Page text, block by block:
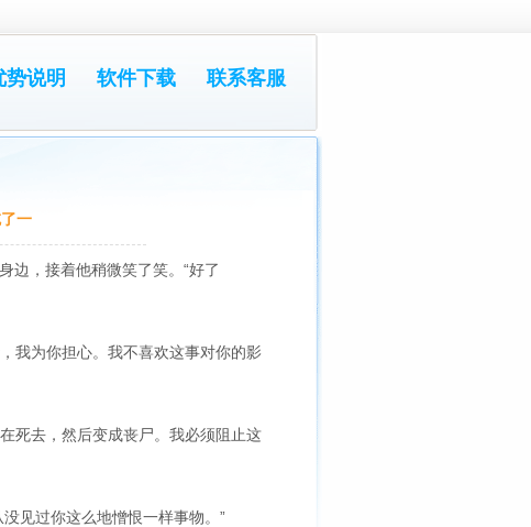
势说明 软件下载 联系客服
一
边，接着他稍微笑了笑。“好了
我为你担心。我不喜欢这事对你的影
死去，然后变成丧尸。我必须阻止这
见过你这么地憎恨一样事物。”